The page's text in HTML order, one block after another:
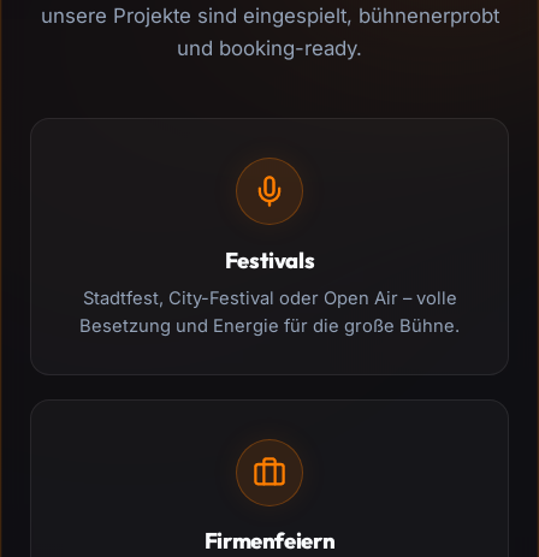
unsere Projekte sind eingespielt, bühnenerprobt
und booking-ready.
Festivals
Stadtfest, City-Festival oder Open Air – volle
Besetzung und Energie für die große Bühne.
Firmenfeiern